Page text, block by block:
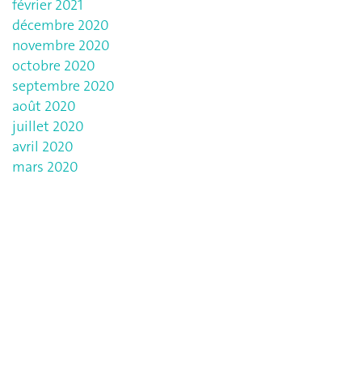
février 2021
décembre 2020
novembre 2020
octobre 2020
septembre 2020
août 2020
juillet 2020
avril 2020
mars 2020